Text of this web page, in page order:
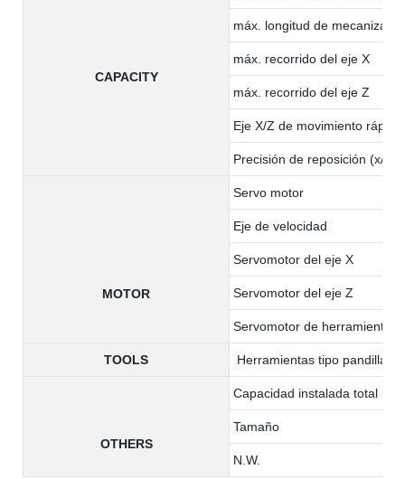
CAPACITY
máx. longitud de mecanizado
máx. recorrido del eje X
máx. recorrido del eje Z
Eje X/Z de movimiento rápido
Precisión de reposición (x/z)
MOTOR
Servo motor
Eje de velocidad
Servomotor del eje X
Servomotor del eje Z
Servomotor de herramienta
TOOLS Herramientas tipo pandilla
OTHERS
Capacidad instalada total
Tamaño
N.W.